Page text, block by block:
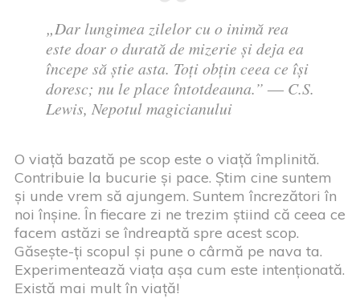
„Dar lungimea zilelor cu o inimă rea
este doar o durată de mizerie și deja ea
începe să știe asta. Toți obțin ceea ce își
doresc; nu le place întotdeauna.” ― C.S.
Lewis, Nepotul magicianului
O viață bazată pe scop este o viață împlinită.
Contribuie la bucurie și pace. Știm cine suntem
și unde vrem să ajungem. Suntem încrezători în
noi înșine. În fiecare zi ne trezim știind că ceea ce
facem astăzi se îndreaptă spre acest scop.
Găsește-ți scopul și pune o cârmă pe nava ta.
Experimentează viața așa cum este intenționată.
Există mai mult în viață!